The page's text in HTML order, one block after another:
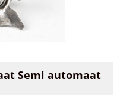
Semi automaat